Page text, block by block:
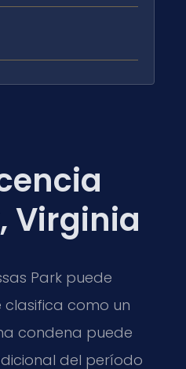
Virginia
Park puede
clasifica como un
condena puede
del período